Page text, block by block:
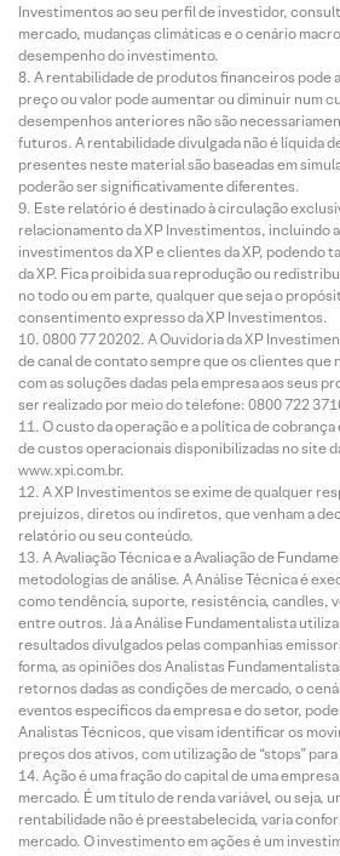
Investimentos ao seu perfil de investidor,
mercado, mudanças climáticas e o cenário
desempenho do investimento.
A rentabilidade de produtos financeiros pode
preço ou valor pode aumentar ou diminuir num
desempenhos anteriores não são
futuros. A rentabilidade divulgada não é líquida
presentes neste material são baseadas em
poderão ser significativamente diferentes.
Este relatório é destinado à circulação
relacionamento da XP Investimentos, incluindo
investimentos da XP e clientes da XP, podendo
da XP. Fica proibida sua reprodução ou
no todo ou em parte, qualquer que seja o
consentimento expresso da XP Investimentos.
0800 77 20202. A Ouvidoria da XP
de canal de contato sempre que os clientes que
com as soluções dadas pela empresa aos seus
ser realizado por meio do telefone: 0800 722
O custo da operação e a política de
de custos operacionais disponibilizadas no site
www.xpi.com.br.
A XP Investimentos se exime de qualquer
prejuízos, diretos ou indiretos, que venham a
relatório ou seu conteúdo.
A Avaliação Técnica e a Avaliação de
metodologias de análise. A Análise Técnica é
como tendência, suporte, resistência, candles,
entre outros. Já a Análise Fundamentalista
resultados divulgados pelas companhias
forma, as opiniões dos Analistas
retornos dadas as condições de mercado, o
eventos específicos da empresa e do setor,
Analistas Técnicos, que visam identificar os
preços dos ativos, com utilização de “stops”
Ação é uma fração do capital de uma
mercado. É um título de renda variável, ou seja,
rentabilidade não é preestabelecida, varia
mercado. O investimento em ações é um